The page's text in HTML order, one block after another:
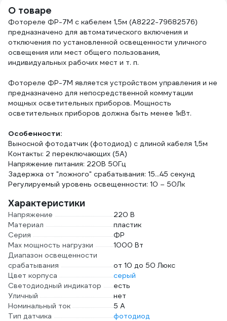
О товаре
Фотореле ФР-7М с кабелем 1,5м (A8222-79682576)
предназначено для автоматического включения и
отключения по установленной освещенности уличного
освещения или мест общего пользования,
индивидуальных рабочих мест и т. п.
Фотореле ФР-7М является устройством управления и не
предназначено для непосредственной коммутации
мощных осветительных приборов. Мощность
осветительных приборов должна быть менее 1кВт.
Особенности:
Выносной фотодатчик (фотодиод) с длиной кабеля 1,5м
Контакты: 2 переключающих (5А)
Напряжение питания: 220В 50Гц
Задержка от "ложного" срабатывания: 15...45 секунд
Регулируемый уровень освещенности: 10 – 50Лк
Характеристики
Напряжение
220 В
Материал
пластик
Серия
ФР
Max мощность нагрузки
1000 Вт
Диапазон освещенности
срабатывания
от 10 до 50 Люкс
Цвет корпуса
серый
Светодиодный индикатор
есть
Уличный
нет
Номинальный ток
5 А
Тип датчика
фотодиод